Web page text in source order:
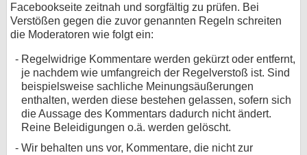
Facebookseite zeitnah und sorgfältig zu prüfen. Bei
Verstößen gegen die zuvor genannten Regeln schreiten
die Moderatoren wie folgt ein:
Regelwidrige Kommentare werden gekürzt oder entfernt,
je nachdem wie umfangreich der Regelverstoß ist. Sind
beispielsweise sachliche Meinungsäußerungen
enthalten, werden diese bestehen gelassen, sofern sich
die Aussage des Kommentars dadurch nicht ändert.
Reine Beleidigungen o.ä. werden gelöscht.
Wir behalten uns vor, Kommentare, die nicht zur